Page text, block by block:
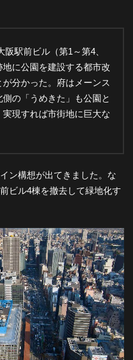
グ
-
大
阪
の
夜
景
と
都
駅前ビル（第1～第4、
に公園を建設する都市改
分かった。府はメーンス
の「うめきた」も公園と
現すれば市街地に巨大な
ン構想が出てきました。な
ビル4棟を撤去して緑地化す